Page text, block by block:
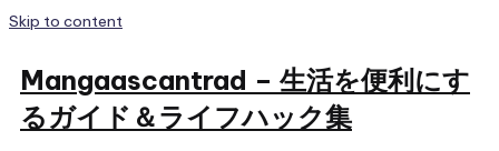
Skip to content
Mangaascantrad – 生活を便利にす
るガイド＆ライフハック集